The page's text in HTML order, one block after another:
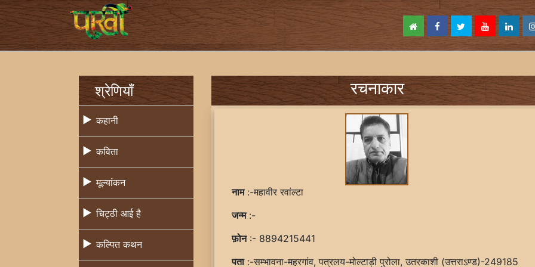
श्रेणियाँ
कहानी
कविता
मूल्यांकन
चिट्ठी आई है
कल्पित कथन
रचनाकार
नाम:-महावीर रवांल्टा
जन्म:-
फ़ोन:- 8894215441
पता:-सम्भावना-महरगांव, पत्रलय-मोल्टाड़ी पुरोला, उतरकाशी (उत्तराऽण्ड)-249185